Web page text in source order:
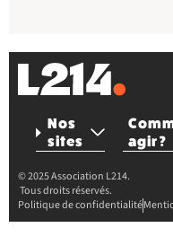
Nos
sites
agir ?
© 2025 Association L214.
Tous droits réservés.
Politique de confidentialité